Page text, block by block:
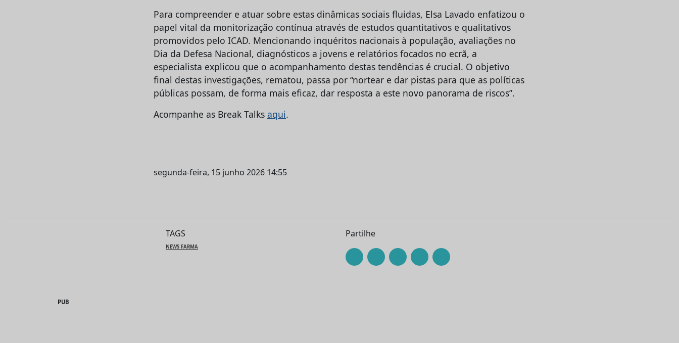
Para compreender e atuar sobre estas dinâmicas sociais fluidas, Elsa Lavado enfatizou o
papel vital da monitorização contínua através de estudos quantitativos e qualitativos
promovidos pelo ICAD. Mencionando inquéritos nacionais à população, avaliações no
Dia da Defesa Nacional, diagnósticos a jovens e relatórios focados no ecrã, a
especialista explicou que o acompanhamento destas tendências é crucial. O objetivo
final destas investigações, rematou, passa por “nortear e dar pistas para que as políticas
públicas possam, de forma mais eficaz, dar resposta a este novo panorama de riscos”.
Acompanhe as Break Talks aqui.
segunda-feira, 15 junho 2026 14:55
TAGS
NEWS FARMA
Partilhe
PUB